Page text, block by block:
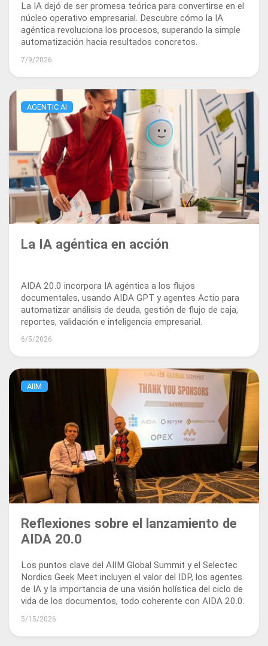
La IA dejó de ser promesa teórica para convertirse en el
núcleo operativo empresarial. Descubre cómo la IA
agéntica revoluciona los procesos, superando la simple
automatización hacia resultados concretos.
7/9/2026
AGENTIC AI
La IA agéntica en acción
AIDA 20.0 incorpora IA agéntica a los flujos
documentales, usando AIDA GPT y agentes Actio para
automatizar análisis de deuda, gestión de flujo de caja,
reportes, validación e inteligencia empresarial.
6/5/2026
AIIM
Reflexiones sobre el lanzamiento de
AIDA 20.0
Los puntos clave del AIIM Global Summit y el Selectec
Nordics Geek Meet incluyen el valor del IDP, los agentes
de IA y la importancia de una visión holística del ciclo de
vida de los documentos, todo coherente con AIDA 20.0.
5/15/2026